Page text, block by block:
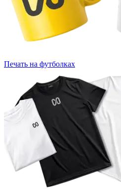
Печать на футболках